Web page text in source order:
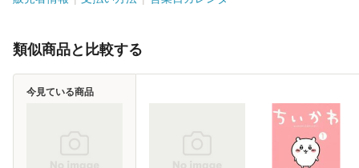
類似商品と比較する
今見ている商品